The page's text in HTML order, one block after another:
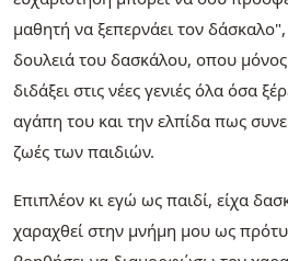
μαθητή να ξεπερνάει τον
δουλειά του δασκάλου, οπου
διδάξει στις νέες γενιές όλα όσα
αγάπη του και την ελπίδα πως
ζωές των παιδιών.
Επιπλέον κι εγώ ως παιδί, είχα
χαραχθεί στην μνήμη μου ως